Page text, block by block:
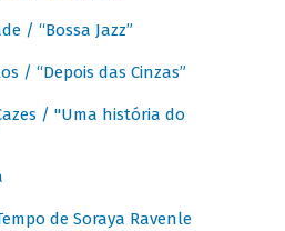
/ “Bossa Jazz”
/ “Depois das Cinzas”
/ "Uma história do
de Soraya Ravenle